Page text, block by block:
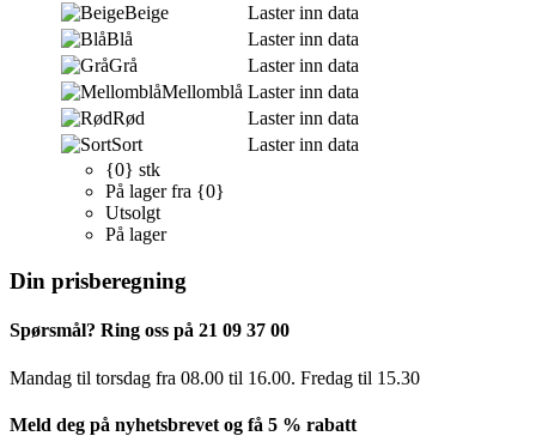
Beige
Laster inn data
Blå
Laster inn data
Grå
Laster inn data
Mellomblå Laster inn data
Rød
Laster inn data
Sort
Laster inn data
{0} stk
På lager fra {0}
Utsolgt
På lager
Din prisberegning
Spørsmål? Ring oss på 21 09 37 00
Mandag til torsdag ​​fra 08.00 til 16.00. Fredag til 15.30
Meld deg på nyhetsbrevet og få 5 % rabatt